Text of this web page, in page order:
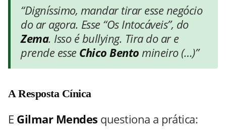
“Digníssimo, mandar tirar esse negócio
do ar agora. Esse “Os Intocáveis”, do
Zema. Isso é bullying. Tira do ar e
prende esse Chico Bento mineiro (…)”
A Resposta Cínica
E Gilmar Mendes questiona a prática: